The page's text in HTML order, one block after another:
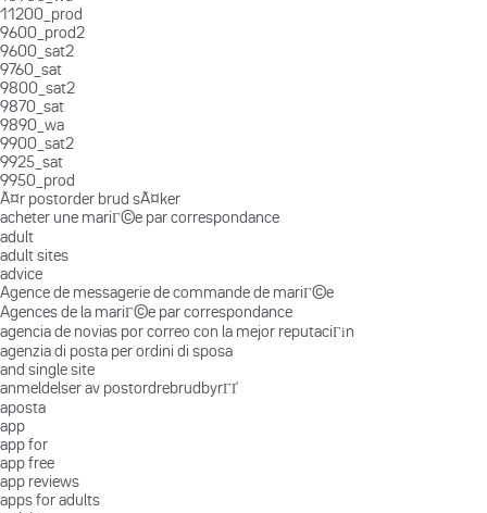
11200_prod
9600_prod2
9600_sat2
9760_sat
9800_sat2
9870_sat
9890_wa
9900_sat2
9925_sat
9950_prod
Ã¤r postorder brud sÃ¤ker
acheter une mariГ©e par correspondance
adult
adult sites
advice
Agence de messagerie de commande de mariГ©e
Agences de la mariГ©e par correspondance
agencia de novias por correo con la mejor reputaciГіn
agenzia di posta per ordini di sposa
and single site
anmeldelser av postordrebrudbyrГҐ
aposta
app
app for
app free
app reviews
apps for adults